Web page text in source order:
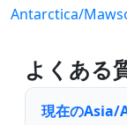
Antarctica/
よくある
現在のAsia/